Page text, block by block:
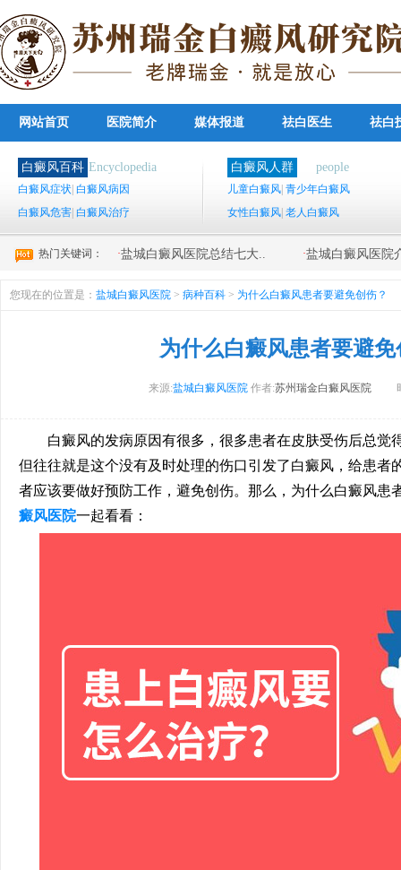
网站首页 医院简介 媒体报道 祛白医生 祛白
白癜风百科 Encyclopedia
白癜风症状 白癜风病因
白癜风危害 白癜风治疗
白癜风人群 people
儿童白癜风 青少年白癜风
女性白癜风 老人白癜风
热门关键词： ·盐城白癜风医院总结七大.. ·盐城白癜风医院
您现在的位置是： 盐城白癜风医院 > 病种百科 > 为什么白癜风患者要避免创伤？
为什么白癜风患者要避
来源:盐城白癜风医院 作者:苏州瑞金白癜风医院
白癜风的发病原因有很多，很多患者在皮肤受伤后总觉
但往往就是这个没有及时处理的伤口引发了白癜风，给患者
者应该要做好预防工作，避免创伤。那么，为什么白癜风患
癜风医院一起看看：